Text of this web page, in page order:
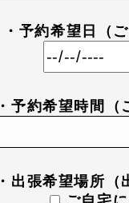
・予約希望日
・予約希望時間
・出張希望場所（